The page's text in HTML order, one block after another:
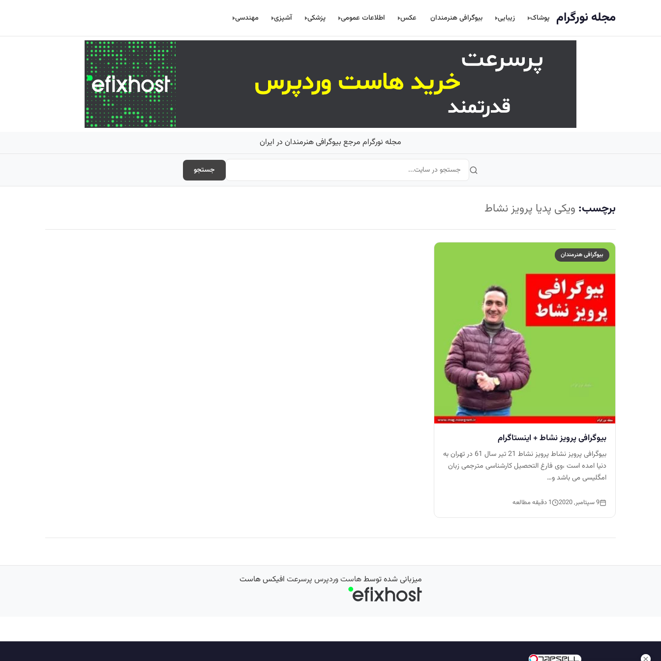
مجله نورگرام پوشاک زیبایی بیوگرافی هنرمندان عکس اطلاعات عمومی پزشکی آشپزی مهندسی
مجله نورگرام مرجع بیوگرافی هنرمندان در ایران
جستجو
برچسب: ویکی پدیا پرویز نشاط
بیوگرافی هنرمندان
بیوگرافی پرویز نشاط + اینستاگرام
بیوگرافی پرویز نشاط پرویز نشاط 21 تیر سال 61 در تهران به
دنیا امده است ،وی فارغ التحصیل کارشناسی مترجمی زبان
امگلیسی می باشد و…
9 سپتامبر, 2020 1 دقیقه مطالعه
میزبانی شده توسطهاست وردپرس پرسرعت افیکس هاست